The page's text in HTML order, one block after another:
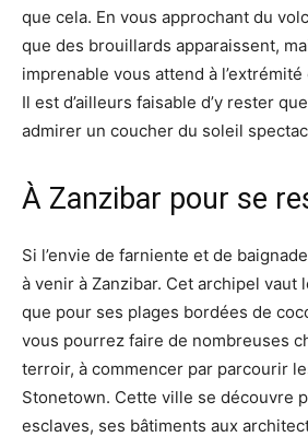
que cela. En vous approchant du
que des brouillards apparaissent,
imprenable vous attend à
Il est d’ailleurs faisable d’y rester
admirer un coucher du soleil
À Zanzibar pour se
Si l’envie de farniente et de
à venir à Zanzibar. Cet archipel vaut
que pour ses plages bordées de
vous pourrez faire de nombreuses
terroir, à commencer par parcourir
Stonetown. Cette ville se découvre
esclaves, ses bâtiments aux